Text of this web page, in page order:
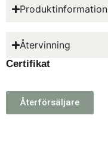
Produktinformation
Återvinning
Certifikat
Återförsäljare